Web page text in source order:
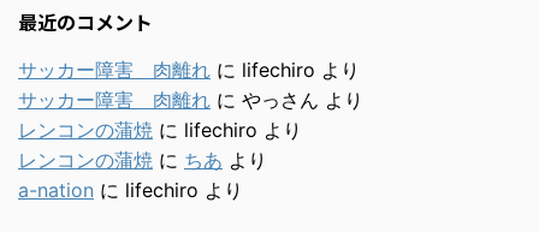
最近のコメント
サッカー障害 肉離れ に lifechiro より
サッカー障害 肉離れ に やっさん より
レンコンの蒲焼 に lifechiro より
レンコンの蒲焼 に ちあ より
a-nation に lifechiro より